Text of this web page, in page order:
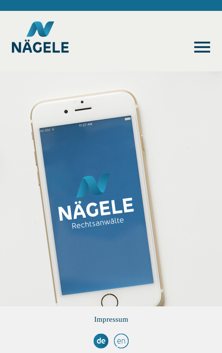
Impressum
de en